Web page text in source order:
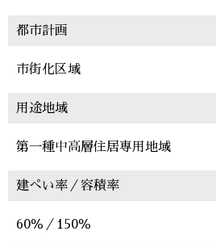
都市計画
市街化区域
用途地域
第一種中高層住居専用地域
建ぺい率／容積率
60％／150％